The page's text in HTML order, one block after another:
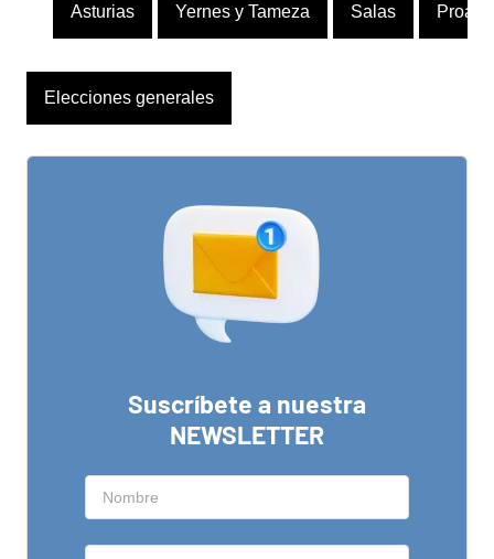
Asturias Yernes y Tameza Salas Proaza
Elecciones generales
Suscríbete a nuestra
NEWSLETTER